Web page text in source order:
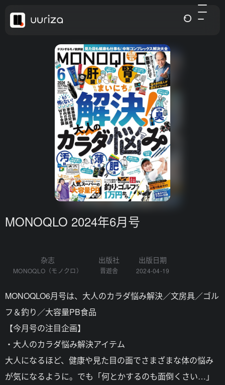
MONOQLO 2024年6月号
杂志
MONOQLO（モノクロ）
出版社
晋遊舎
出版日期
2024-04-19
MONOQLO6月号は、大人のカラダ悩み解決／文房具／ゴル
フ＆釣り／大容量PB食品
【今月号の注目企画】
・大人のカラダ悩み解決アイテム
大人になるほど、健康や見た目の面でさまざまな体の悩み
が気になるように。でも「何とかするのも面倒くさい…」